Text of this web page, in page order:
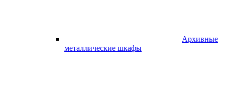
Архивные
металлические шкафы